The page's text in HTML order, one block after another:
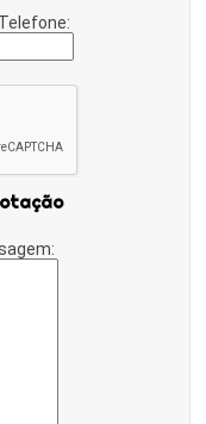
Telefone: